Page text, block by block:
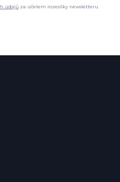
údajů za účelem rozesílky newsletteru.